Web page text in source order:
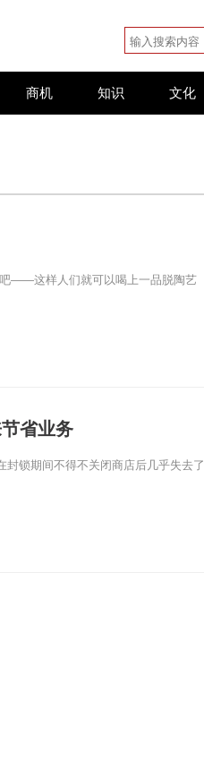
商机 知识 文化
——这样人们就可以喝上一品脱陶艺
省业务
封锁期间不得不关闭商店后几乎失去了